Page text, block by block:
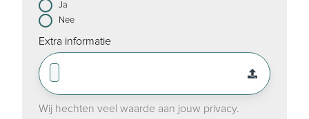
Ja
Nee
Extra informatie
Wij hechten veel waarde aan jouw privacy.